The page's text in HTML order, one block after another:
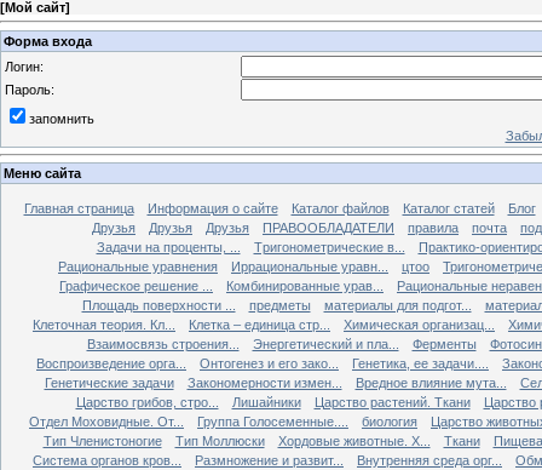
[Мой сайт]
Форма входа
Логин:
Пароль:
запомнить
Меню сайта
Главная страница Информация о сайте Каталог файлов Каталог статей
Блог
Друзья
Друзья Друзья ПРАВООБЛАДАТЕЛИ правила почта
Задачи на проценты, ...
Tригонометрические в...
Практико-
Рациональные уравнения
Иррациональные уравн... цтоо
Графическое решение ...
Комбинированные урав...
Рациональные
Площадь поверхности ...
предметы материалы для подгот...
Клеточная теория. Кл...
Клетка – единица стр... Химическая организац...
Взаимосвязь строения...
Энергетический и пла... Ферменты
Воспроизведение орга...
Онтогенез и его зако... Генетика, ее задачи....
Генетические задачи
Закономерности измен... Вредное влияние мута...
Царство грибов, стро...
Лишайники Царство растений. Ткани
Царство
Отдел Моховидные. От...
Группа Голосеменные.... биология
Царство
Тип Членистоногие
Тип Моллюски Хордовые животные. Х... Ткани
Система органов кров...
Размножение и развит... Внутренняя среда орг...